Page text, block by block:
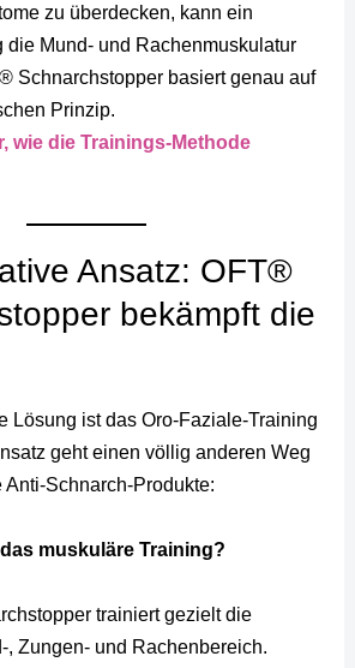
zu überdecken, kann ein
die Mund- und Rachenmuskulatur
Schnarchstopper basiert genau auf
Prinzip.
wie die Trainings-Methode
Ansatz: OFT®
bekämpft die
Lösung ist das Oro-Faziale-Training
geht einen völlig anderen Weg
Schnarch-Produkte:
muskuläre Training?
trainiert gezielt die
, Zungen- und Rachenbereich.